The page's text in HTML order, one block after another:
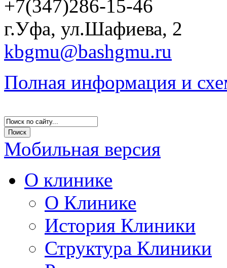
+7(347)286-15-46
г.Уфа, ул.Шафиева, 2
kbgmu@bashgmu.ru
Полная информация и
Мобильная версия
О клинике
О Клинике
История Клиники
Структура Клиники